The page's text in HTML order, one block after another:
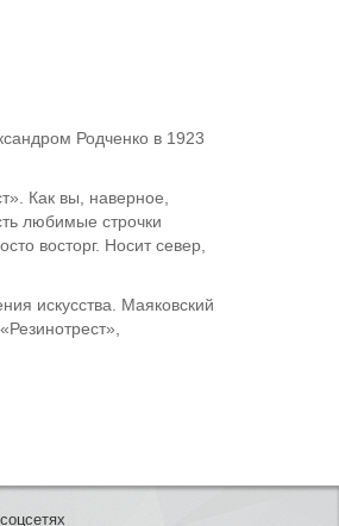
Родченко в 1923
Как вы, наверное,
любимые строчки
восторг. Носит север,
искусства. Маяковский